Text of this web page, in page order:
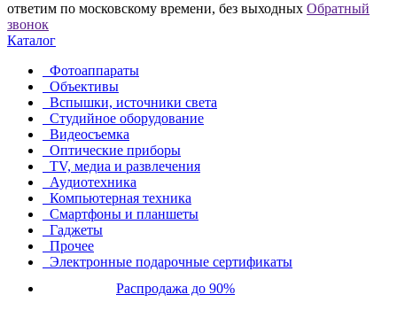
ответим по московскому времени, без выходных Обратный
звонок
Каталог
Фотоаппараты
Объективы
Вспышки, источники света
Студийное оборудование
Видеосъемка
Оптические приборы
TV, медиа и развлечения
Аудиотехника
Компьютерная техника
Смартфоны и планшеты
Гаджеты
Прочее
Электронные подарочные сертификаты
Распродажа до 90%